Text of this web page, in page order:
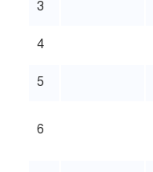
3
4
5
6